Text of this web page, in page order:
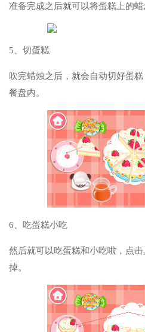
准备完成之后就可以将蛋糕上的
5、切蛋糕
吹完蜡烛之后，就会自动切好蛋
餐盘内。
6、吃蛋糕小吃
然后就可以吃蛋糕和小吃啦，点
掉。